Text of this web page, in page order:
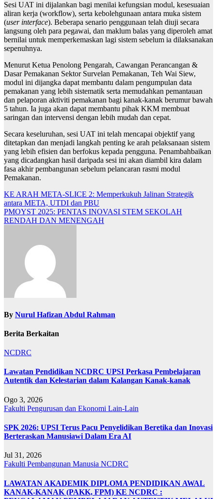
Sesi UAT ini dijalankan bagi menilai kefungsian modul, kesesuaian
aliran kerja (workflow), serta kebolehgunaan antara muka sistem
(user interface). Beberapa senario penggunaan telah diuji secara
langsung oleh para pegawai, dan maklum balas yang diperoleh amat
bernilai untuk memperkemaskan lagi sistem sebelum ia dilaksanakan
sepenuhnya.
Menurut Ketua Penolong Pengarah, Cawangan Perancangan &
Dasar Pemakanan Sektor Survelan Pemakanan, Teh Wai Siew,
modul ini dijangka dapat membantu dalam pengumpulan data
pemakanan yang lebih sistematik serta memudahkan pemantauan
dan pelaporan aktiviti pemakanan bagi kanak-kanak berumur bawah
5 tahun. Ia juga akan dapat membantu pihak KKM membuat
saringan dan intervensi dengan lebih mudah dan cepat.
Secara keseluruhan, sesi UAT ini telah mencapai objektif yang
ditetapkan dan menjadi langkah penting ke arah pelaksanaan sistem
yang lebih efisien dan berfokus kepada pengguna. Penambahbaikan
yang dicadangkan hasil daripada sesi ini akan diambil kira dalam
fasa akhir pembangunan sebelum pelancaran rasmi modul
Pemakanan.
Navigasi
kiriman
KE ARAH META-SLICE 2: Memperkukuh Jalinan Strategik
antara META, UTDI dan PBU
PMOYST 2025: PENTAS INOVASI STEM SEKOLAH
RENDAH DAN MENENGAH
By Nurul Hafizan Abdul Rahman
Berita Berkaitan
NCDRC
Lawatan Pendidikan NCDRC UPSI Perkasa Pembelajaran
Autentik dan Kelestarian dalam Kalangan Kanak-kanak
Ogo 3, 2026
Fakulti Pengurusan dan Ekonomi Lain-Lain
SPK 2026: UPSI Terus Pacu Penyelidikan Beretika dan Inovasi
Berteraskan Manusiawi Dalam Era AI
Jul 31, 2026
Fakulti Pembangunan Manusia NCDRC
LAWATAN AKADEMIK DIPLOMA PENDIDIKAN AWAL
KANAK-KANAK (PAKK, FPM) KE NCDRC :